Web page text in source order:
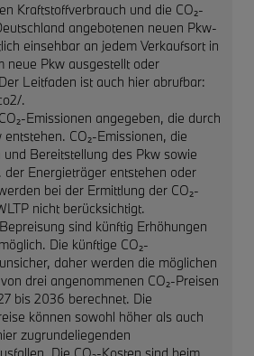
Kraftstoffverbrauch und die CO₂-
angebotenen neuen Pkw-
einsehbar an jedem Verkaufsort in
neue Pkw ausgestellt oder
Leitfaden ist auch hier abrufbar:
.
Emissionen angegeben, die durch
CO₂-Emissionen, die
Bereitstellung des Pkw sowie
der Energieträger entstehen oder
bei der Ermittlung der CO₂-
nicht berücksichtigt.
sind künftig Erhöhungen
Die künftige CO₂-
daher werden die möglichen
drei angenommenen CO₂-Preisen
bis 2036 berechnet. Die
können sowohl höher als auch
zugrundeliegenden